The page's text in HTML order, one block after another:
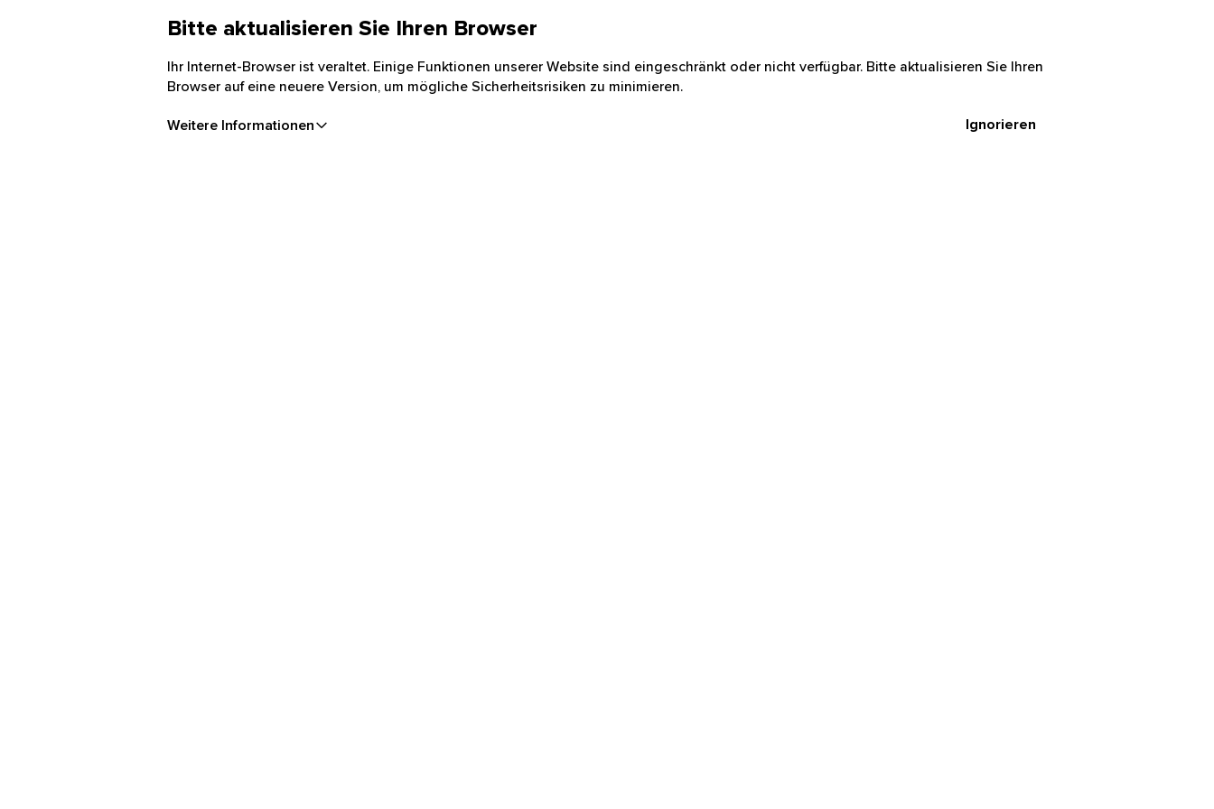
Bitte aktualisieren Sie Ihren Browser
Ihr Internet-Browser ist veraltet. Einige Funktionen unserer Website sind eingeschränkt oder nicht verfügbar. Bitte aktualisieren Sie Ihren
Browser auf eine neuere Version, um mögliche Sicherheitsrisiken zu minimieren.
Weitere Informationen Ignorieren